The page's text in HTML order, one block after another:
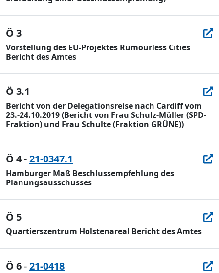
Ö 3
Vorstellung des EU-Projektes Rumourless Cities
Bericht des Amtes
Ö 3.1
Bericht von der Delegationsreise nach Cardiff vom
23.-24.10.2019 (Bericht von Frau Schulz-Müller (SPD-
Fraktion) und Frau Schulte (Fraktion GRÜNE))
Ö 4-21-0347.1
Hamburger Maß Beschlussempfehlung des
Planungsausschusses
Ö 5
Quartierszentrum Holstenareal Bericht des Amtes
Ö 6-21-0418